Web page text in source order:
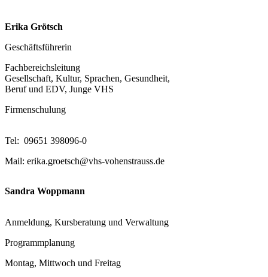
Erika Grötsch
Geschäftsführerin
Fachbereichsleitung
Gesellschaft, Kultur, Sprachen, Gesundheit,
Beruf und EDV, Junge VHS
Firmenschulung
Tel: 09651 398096-0
Mail: erika.groetsch@vhs-vohenstrauss.de
Sandra Woppmann
Anmeldung, Kursberatung und Verwaltung
Programmplanung
Montag, Mittwoch und Freitag